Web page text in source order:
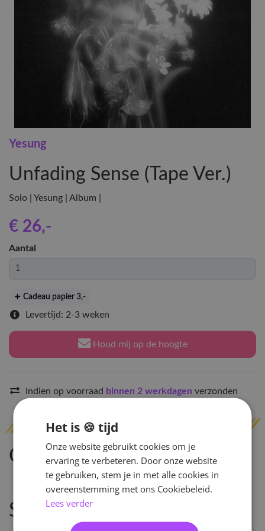
Yesung
Unfading Sense (Tape Ver.)
Solo | Yesung | Album |
€ 26,-
Aantal
Cadeau papier 3,-
Levertijd: 2-3 weken
Houd mij op de hoogte
Indien op voorraad binnen 2 werkdagen verzonden
Omschrijving
Specificaties
Het is 🍪 tijd
Onze website gebruikt cookies om je
ervaring te verbeteren. Door onze website
te gebruiken, stem je in met alle cookies in
overeenstemming met ons Cookiebeleid.
Lees verder